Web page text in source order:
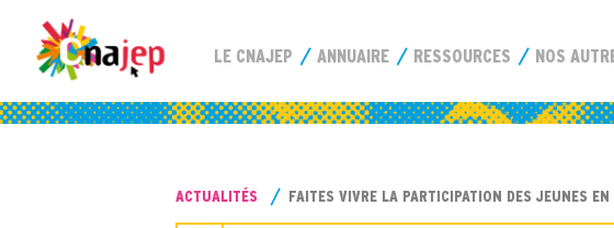
LE CNAJEP ANNUAIRE RESSOURCES NOS
ACTUALITÉS FAITES VIVRE LA PARTICIPATION DES JEUNES